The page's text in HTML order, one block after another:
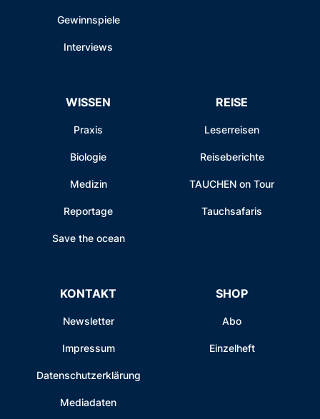
Gewinnspiele
Interviews
WISSEN
Praxis
Biologie
Medizin
Reportage
Save the ocean
REISE
Leserreisen
Reiseberichte
TAUCHEN on Tour
Tauchsafaris
KONTAKT
Newsletter
Impressum
Datenschutzerklärung
Mediadaten
SHOP
Abo
Einzelheft